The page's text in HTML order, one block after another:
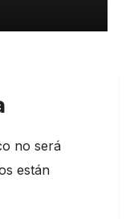
no será
están